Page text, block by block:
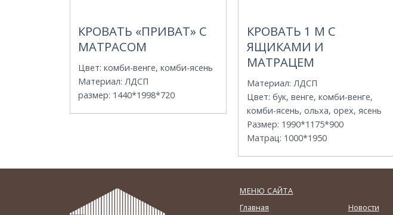
КРОВАТЬ «ПРИВАТ» С
МАТРАСОМ
Цвет:комби-венге, комби-ясень
Материал:ЛДСП
размер: 1440*1998*720
КРОВАТЬ 1 М С
ЯЩИКАМИ И
МАТРАЦЕМ
Материал: ЛДСП
Цвет: бук, венге, комби-венге,
комби-ясень, ольха, орех, ясень
Размер: 1990*1175*900
Матрац: 1000*1950
МЕНЮ САЙТА
Главная
Новости